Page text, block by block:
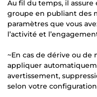
Au fil du temps, il
groupe en publiant des
paramètres que vous
l’activité et
~En cas de dérive ou
appliquer
avertissement,
selon votre